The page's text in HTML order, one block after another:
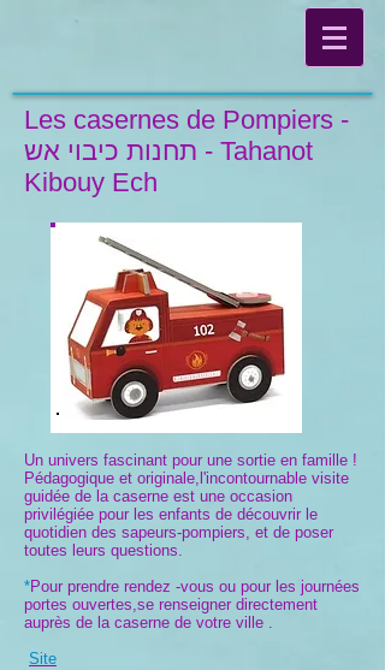
Les casernes de Pompiers -
תחנות כיבוי אש - Tahanot
Kibouy Ech
Un univers fascinant pour une sortie en famille !
Pédagogique et originale,l'incontournable visite
guidée de la caserne est une occasion
privilégiée pour les enfants de découvrir le
quotidien des sapeurs-pompiers, et de poser
toutes leurs questions.
*Pour prendre rendez -vous ou pour les journées
portes ouvertes,se renseigner directement
auprès de la caserne de votre ville .
Site